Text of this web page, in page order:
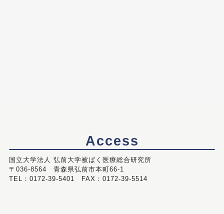
Access
国立大学法人 弘前大学被ばく医療総合研究所
〒036-8564 青森県弘前市本町66-1
TEL：0172-39-5401 FAX：0172-39-5514